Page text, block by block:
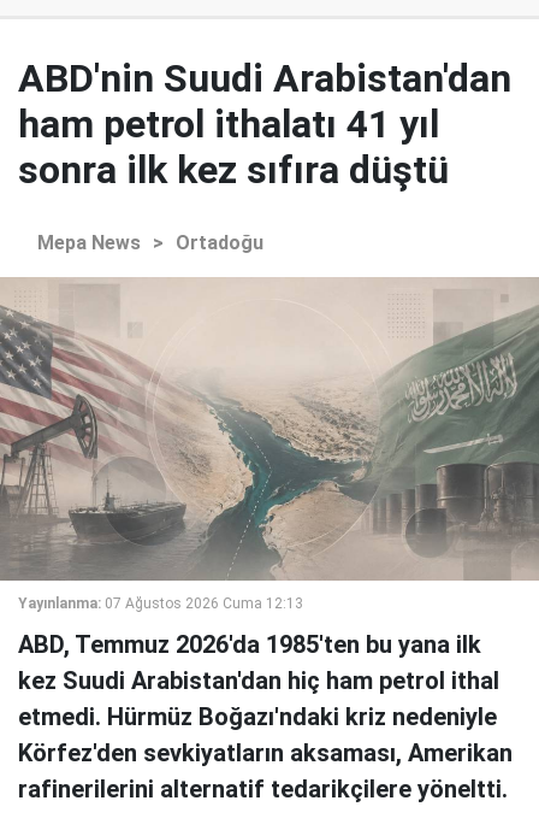
ABD'nin Suudi Arabistan'dan
ham petrol ithalatı 41 yıl
sonra ilk kez sıfıra düştü
Mepa News > Ortadoğu
Yayınlanma: 07 Ağustos 2026 Cuma 12:13
ABD, Temmuz 2026'da 1985'ten bu yana ilk
kez Suudi Arabistan'dan hiç ham petrol ithal
etmedi. Hürmüz Boğazı'ndaki kriz nedeniyle
Körfez'den sevkiyatların aksaması, Amerikan
rafinerilerini alternatif tedarikçilere yöneltti.